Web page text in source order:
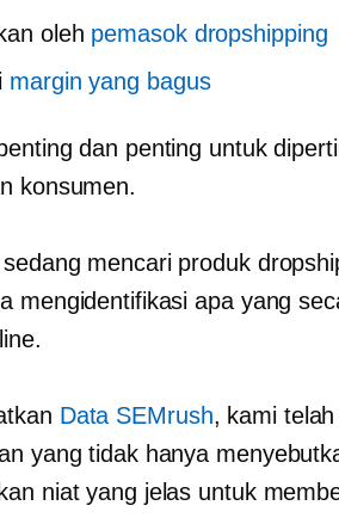
oleh pemasok dropshipping
margin yang bagus
dan penting untuk
konsumen.
mencari produk
mengidentifikasi apa yang
Data SEMrush, kami
yang tidak hanya
niat yang jelas untuk